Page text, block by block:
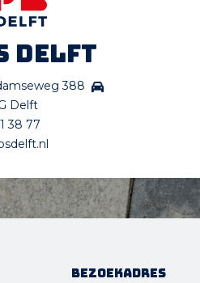
Delft
388
Delft
38 77
Bezoekadres